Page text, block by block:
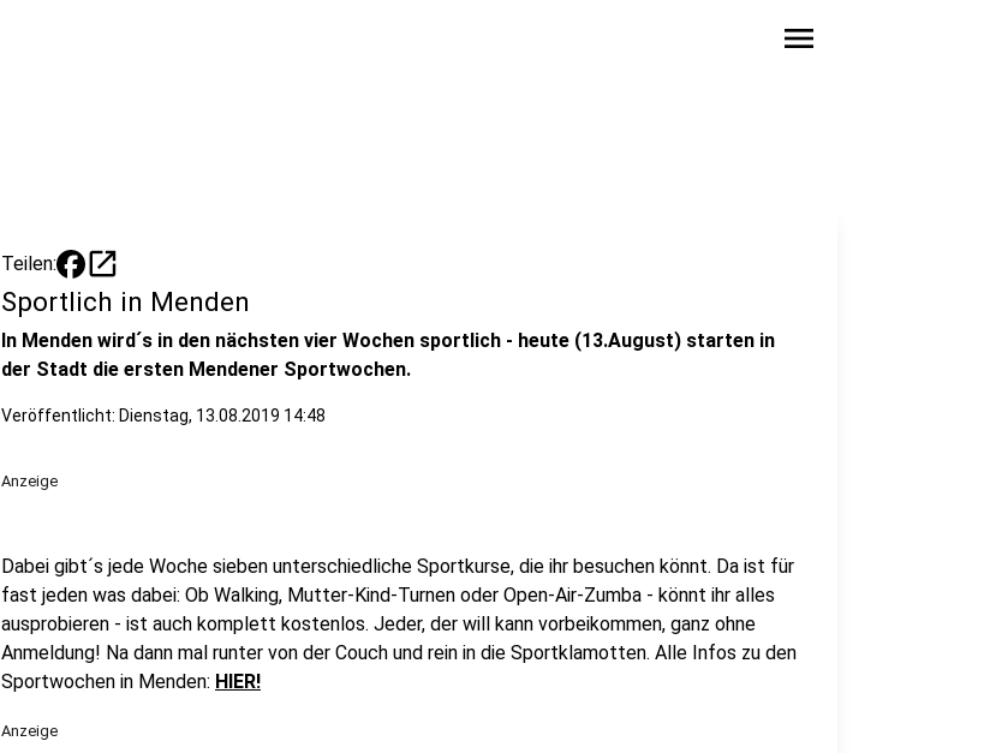
menu
Teilen: open_in_new
Sportlich in Menden
In Menden wird´s in den nächsten vier Wochen sportlich - heute (13.August) starten in
der Stadt die ersten Mendener Sportwochen.
Veröffentlicht: Dienstag, 13.08.2019 14:48
Anzeige
Dabei gibt´s jede Woche sieben unterschiedliche Sportkurse, die ihr besuchen könnt. Da ist für
fast jeden was dabei: Ob Walking, Mutter-Kind-Turnen oder Open-Air-Zumba - könnt ihr alles
ausprobieren - ist auch komplett kostenlos. Jeder, der will kann vorbeikommen, ganz ohne
Anmeldung! Na dann mal runter von der Couch und rein in die Sportklamotten. Alle Infos zu den
Sportwochen in Menden: HIER!
Anzeige